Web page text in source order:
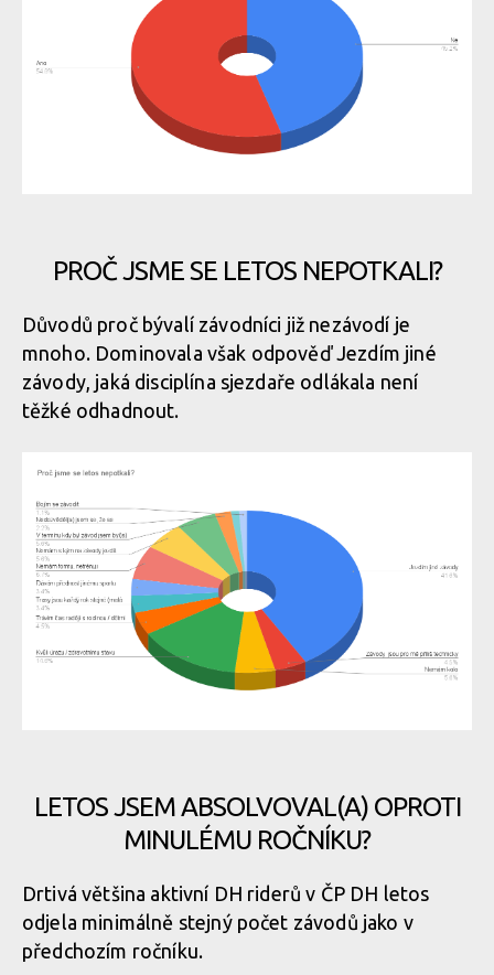
PROČ JSME SE LETOS NEPOTKALI?
Důvodů proč bývalí závodníci již nezávodí je
mnoho. Dominovala však odpověď Jezdím jiné
závody, jaká disciplína sjezdaře odlákala není
těžké odhadnout.
LETOS JSEM ABSOLVOVAL(A) OPROTI
MINULÉMU ROČNÍKU?
Drtivá většina aktivní DH riderů v ČP DH letos
odjela minimálně stejný počet závodů jako v
předchozím ročníku.